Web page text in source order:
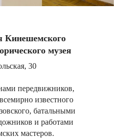
Кинешемского
музея
30
передвижников,
известного
батальными
и работами
мастеров.